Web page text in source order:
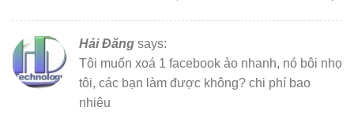
Hải Đăng says:
Tôi muốn xoá 1 facebook ảo nhanh, nó bôi nhọ
tôi, các bạn làm được không? chi phí bao
nhiêu